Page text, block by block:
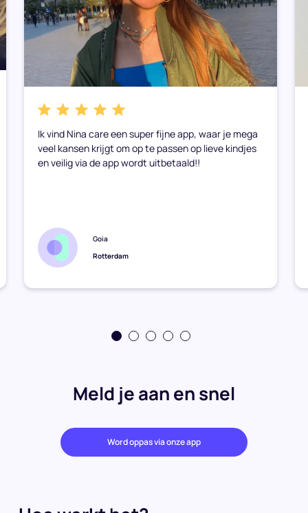
Ik vind Nina care een super fijne app, waar je mega
veel kansen krijgt om op te passen op lieve kindjes
en veilig via de app wordt uitbetaald!!
Goia
Rotterdam
Meld je aan en snel
Word oppas via onze app